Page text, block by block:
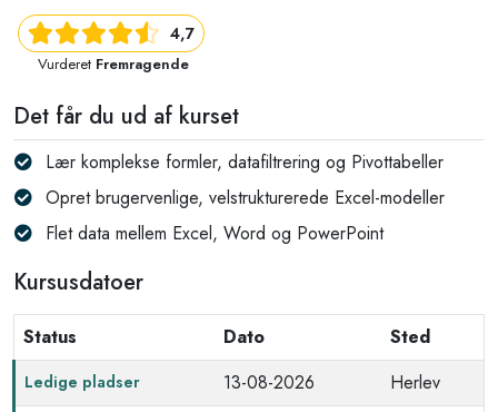
4,7
VurderetFremragende
Det får du ud af kurset
Lær komplekse formler, datafiltrering og Pivottabeller
Opret brugervenlige, velstrukturerede Excel-modeller
Flet data mellem Excel, Word og PowerPoint
Kursusdatoer
Status Dato Sted
Ledige pladser 13-08-2026 Herlev